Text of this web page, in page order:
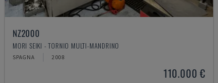
NZ2000
MORI SEIKI - TORNIO MULTI-MANDRINO
SPAGNA 2008
110.000 €